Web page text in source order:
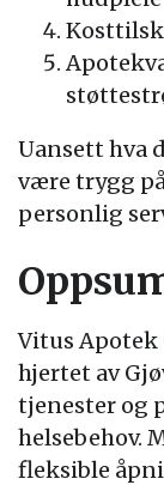
Uansett hva
være trygg
personlig
Vitus
hjertet av
tjenester og
helsebehov.
fleksible